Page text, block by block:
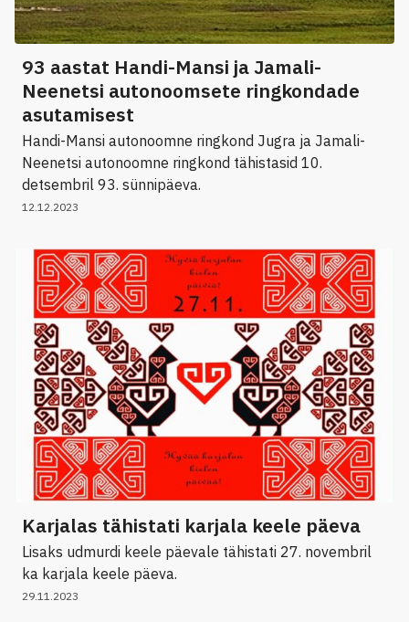
93 aastat Handi-Mansi ja Jamali-
Neenetsi autonoomsete ringkondade
asutamisest
Handi-Mansi autonoomne ringkond Jugra ja Jamali-
Neenetsi autonoomne ringkond tähistasid 10.
detsembril 93. sünnipäeva.
12.12.2023
Karjalas tähistati karjala keele päeva
Lisaks udmurdi keele päevale tähistati 27. novembril
ka karjala keele päeva.
29.11.2023